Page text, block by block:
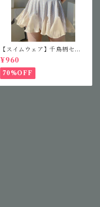
【スイムウェア】千鳥柄セパ
レート水着
¥960
70%OFF